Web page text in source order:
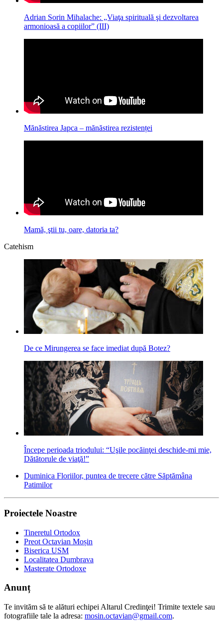
Adrian Sorin Mihalache: „Viaţa spirituală şi dezvoltarea
armonioasă a copiilor” (III)
Mănăstirea Japca – mănăstirea rezistenței
Mamă, ştii tu, oare, datoria ta?
Catehism
De ce Mirungerea se face imediat după Botez?
Începe perioada triodului: “Uşile pocăinţei deschide-mi mie,
Dătătorule de viaţă!”
Duminica Floriilor, puntea de trecere către Săptămâna
Patimilor
Proiectele Noastre
Tineretul Ortodox
Preot Octavian Moșin
Biserica USM
Localitatea Dumbrava
Masterate Ortodoxe
Anunț
Te invităm să te alături echipei Altarul Credinţei! Trimite textele sau
fotografiile tale la adresa: mosin.octavian@gmail.com.